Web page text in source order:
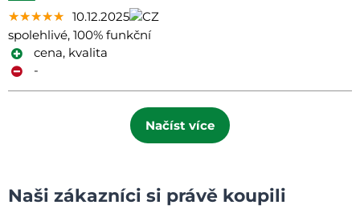
★★★★★
★★★★★
★★★★★ 10.12.2025
spolehlivé, 100% funkční
cena, kvalita
-
Načíst více
Naši zákazníci si právě koupili